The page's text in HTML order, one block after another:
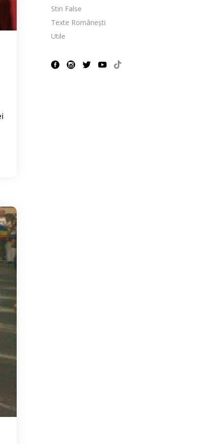
Stiri False
Texte Românești
Utile